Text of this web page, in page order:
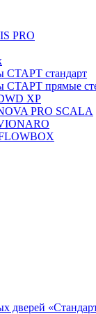
PRO
СТАРТ стандарт
СТАРТ прямые
XP
PRO SCALA
дверей